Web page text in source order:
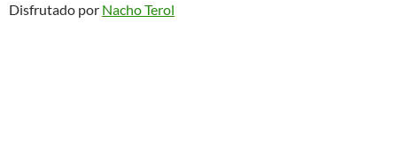
Disfrutado por Nacho Terol